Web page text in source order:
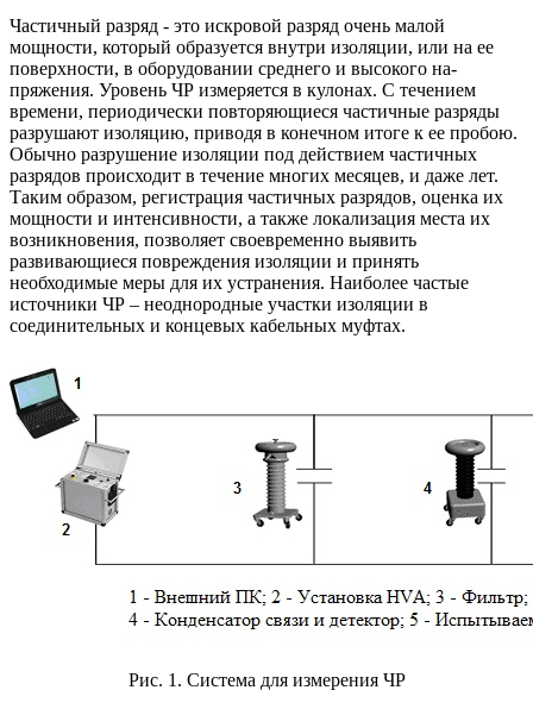
Частичный разряд - это искровой разряд очень малой
мощности, который образуется внутри изоляции, или на ее
поверхности, в оборудовании среднего и высокого на-
пряжения. Уровень ЧР измеряется в кулонах. С течением
времени, периодически повторяющиеся частичные разряды
разрушают изоляцию, приводя в конечном итоге к ее пробою.
Обычно разрушение изоляции под действием частичных
разрядов происходит в течение многих месяцев, и даже лет.
Таким образом, регистрация частичных разрядов, оценка их
мощности и интенсивности, а также локализация места их
возникновения, позволяет своевременно выявить
развивающиеся повреждения изоляции и принять
необходимые меры для их устранения. Наиболее частые
источники ЧР – неоднородные участки изоляции в
соединительных и концевых кабельных муфтах.
Рис. 1. Система для измерения ЧР